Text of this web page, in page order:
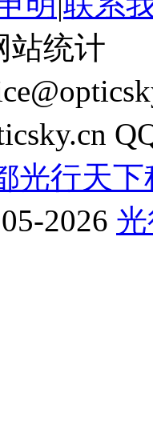
站统计
光行天
2026